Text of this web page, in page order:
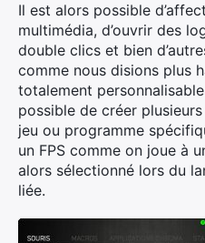
Il est alors possible
multimédia, d’ouvrir des
double clics et bien
comme nous disions plus
totalement
possible de créer
jeu ou programme
un FPS comme on joue à
alors sélectionné lors du
liée.